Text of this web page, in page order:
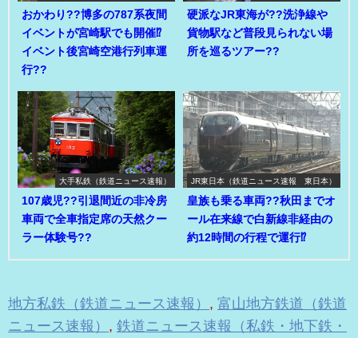
おかわり??博多の787系夜間
イベントが宮崎駅でも開催⁉
イベント後宮崎空港行列車運
行??
硬派なJR東海が??洗浄線や
貨物駅など普段見られない場
所を巡るツアー??
大手私鉄（鉄道ニュース速報）
107歳児??引退間近の非冷房
車両で全車指定席の天然クー
ラー体験号??
JR東日本（鉄道ニュース速報 東日本）
皇族も乗る車両??秋田までオ
ール在来線で白新線非経由の
約12時間の行程で運行⁉
地方私鉄（鉄道ニュース速報） , 富山地方鉄道（鉄道
ニュース速報） , 鉄道ニュース速報（私鉄・地下鉄・